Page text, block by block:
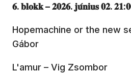
𝟔. 𝐛𝐥𝐨𝐤𝐤 – 𝟐𝟎𝟐𝟔. 𝐣𝐮́𝐧𝐢𝐮𝐬 𝟎𝟐.
Hopemachine or the new
Gábor
L'amur – Vig Zsombor